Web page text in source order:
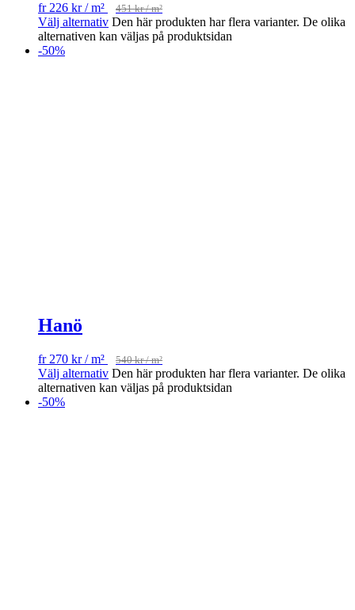
fr 226 kr/ m² 451kr/ m²
Välj alternativ Den här produkten har flera varianter. De olika
alternativen kan väljas på produktsidan
-50%
Hanö
fr 270 kr/ m² 540kr/ m²
Välj alternativ Den här produkten har flera varianter. De olika
alternativen kan väljas på produktsidan
-50%